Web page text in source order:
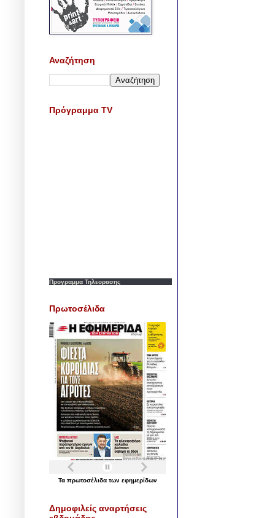
Αναζήτηση
Πρόγραμμα TV
Προγραμμα Τηλεορασης
Πρωτοσέλιδα
Τα πρωτοσέλιδα των εφημερίδων
Δημοφιλείς αναρτήσεις